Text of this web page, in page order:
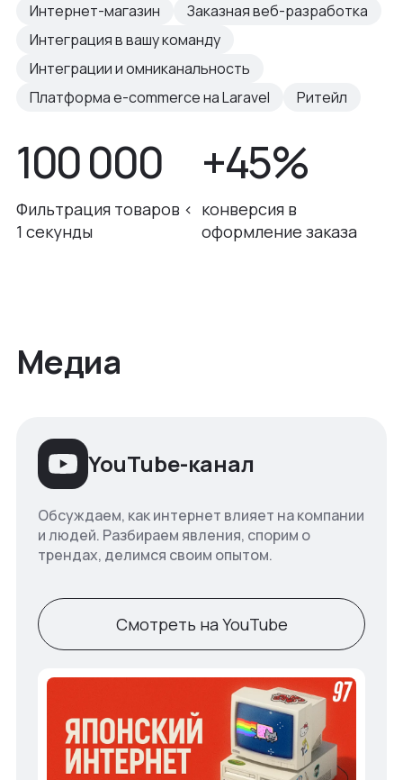
Интернет-магазин
Заказная веб-разработка
Интеграция в вашу команду
Интеграции и омниканальность
Платформа e-commerce на Laravel
Ритейл
100 000
Фильтрация товаров <
1 секунды
+45%
конверсия в
оформление заказа
Медиа
YouTube-канал
Обсуждаем, как интернет влияет на компании
и людей. Разбираем явления, спорим о
трендах, делимся своим опытом.
Смотреть на YouTube